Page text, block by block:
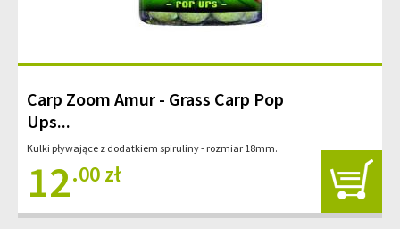
Carp Zoom Amur - Grass Carp Pop
Ups...
Kulki pływające z dodatkiem spiruliny - rozmiar 18mm.
12.00 zł